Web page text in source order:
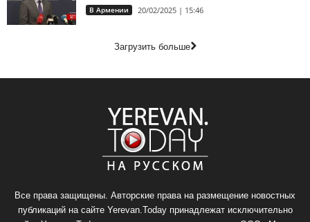
В Армении 20/02/2025 | 15:46
Загрузить больше
Все права защищены. Авторские права на размещение новостных
публикаций на сайте Yerevan.Today принадлежат исключительно